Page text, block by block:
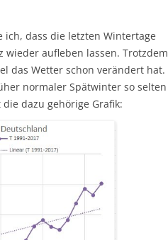
ich, dass die letzten Wintertage
aufleben lassen. Trotzdem
das Wetter schon verändert hat.
normaler Spätwinter so selten
die dazu gehörige Grafik: